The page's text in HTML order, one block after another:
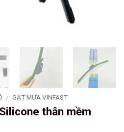
/ GẠT MƯA VINFAST
thân mềm